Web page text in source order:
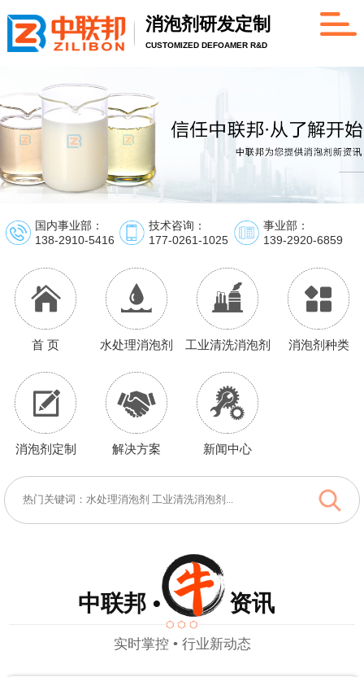
消泡剂研发定制
CUSTOMIZED DEFOAMER R&D
国内事业部：
138-2910-5416
技术咨询：
177-0261-1025
事业部：
139-2920-6859
首 页 水处理消泡剂 工业清洗消泡剂 消泡剂种类
消泡剂定制 解决方案 新闻中心
中联邦 • 资讯
实时掌控 • 行业新动态